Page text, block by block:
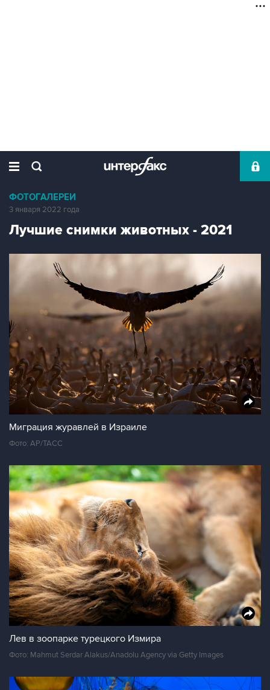
ФОТОГАЛЕРЕИ
3 января 2022 года
Лучшие снимки животных - 2021
Миграция журавлей в Израиле
Фото: AP/ТАСС
Лев в зоопарке турецкого Измира
Фото: Mahmut Serdar Alakus/Anadolu Agency via Getty Images